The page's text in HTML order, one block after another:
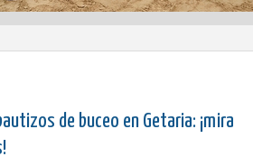
de buceo en Getaria: ¡mira